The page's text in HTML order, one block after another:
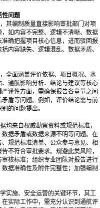
性问题
其编制质量直接影响审批部门对项
如内容不完整、逻辑不清晰、数据
确把握项目核心信息，进而驳回报
内容缺失、逻辑混乱、数据矛盾、
全面涵盖评价依据、项目概况、水
通航影响分析、结论与建议等核心
谨性方面，需确保报告各章节之间
盾等问题。例如，评价结论需与前
的问题提出。
均来自权威勘察资料或规范标准，
据矛盾或数据来源不明等问题。在
规范标准清单、公众参与意见、相
不符合审批要求。规避此类风险，
核标准；组织专业团队对报告进行
据准确性及附件完整性；加强编制
实施、安全运营的关键环节，其工
实际工作中，需充分认识到通航评